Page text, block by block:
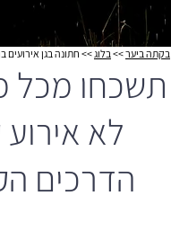
בקתה ביער>>בלוג>> חתונה בגן אירועים
תשכחו מכל
לא
הדרכים